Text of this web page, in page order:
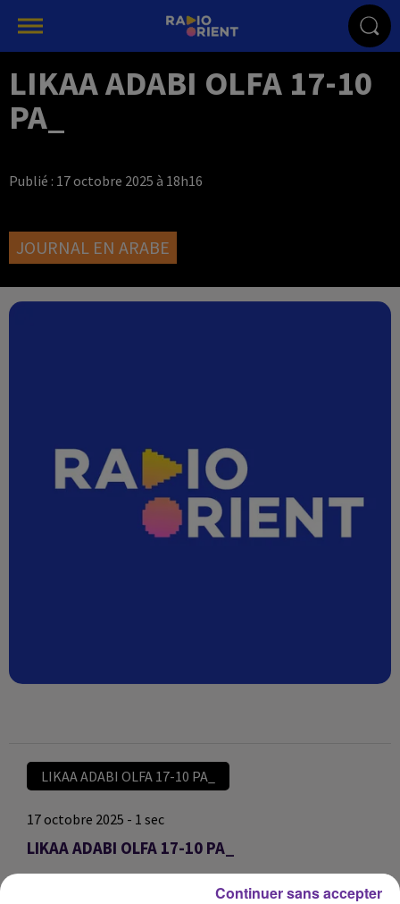
LIKAA ADABI OLFA 17-10
PA_
Publié : 17 octobre 2025 à 18h16
JOURNAL EN ARABE
LIKAA ADABI OLFA 17-10 PA_
17 octobre 2025 - 1 sec
LIKAA ADABI OLFA 17-10 PA_
Continuer sans accepter